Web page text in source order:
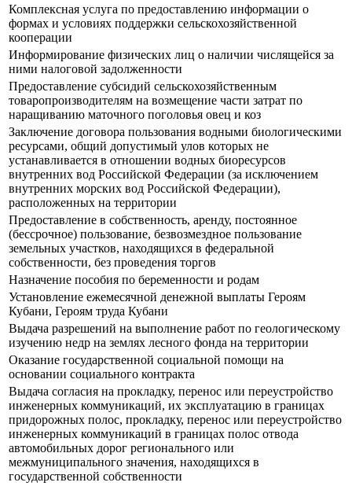
Комплексная услуга по предоставлению информации о
формах и условиях поддержки сельскохозяйственной
кооперации
Информирование физических лиц о наличии числящейся за
ними налоговой задолженности
Предоставление субсидий сельскохозяйственным
товаропроизводителям на возмещение части затрат по
наращиванию маточного поголовья овец и коз
Заключение договора пользования водными биологическими
ресурсами, общий допустимый улов которых не
устанавливается в отношении водных биоресурсов
внутренних вод Российской Федерации (за исключением
внутренних морских вод Российской Федерации),
расположенных на территории
Предоставление в собственность, аренду, постоянное
(бессрочное) пользование, безвозмездное пользование
земельных участков, находящихся в федеральной
собственности, без проведения торгов
Назначение пособия по беременности и родам
Установление ежемесячной денежной выплаты Героям
Кубани, Героям труда Кубани
Выдача разрешений на выполнение работ по геологическому
изучению недр на землях лесного фонда на территории
Оказание государственной социальной помощи на
основании социального контракта
Выдача согласия на прокладку, перенос или переустройство
инженерных коммуникаций, их эксплуатацию в границах
придорожных полос, прокладку, перенос или переустройство
инженерных коммуникаций в границах полос отвода
автомобильных дорог регионального или
межмуниципального значения, находящихся в
государственной собственности